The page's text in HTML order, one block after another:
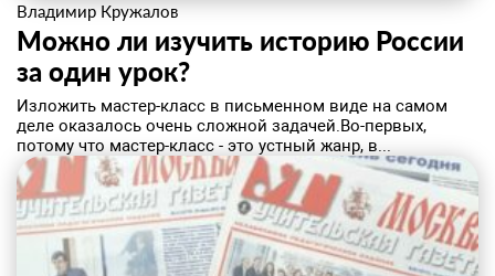
Владимир Кружалов
Можно ли изучить историю России
за один урок?
​Изложить мастер-класс в письменном виде на самом
деле оказалось очень сложной задачей.Во-первых,
потому что мастер-класс - это устный жанр, в...